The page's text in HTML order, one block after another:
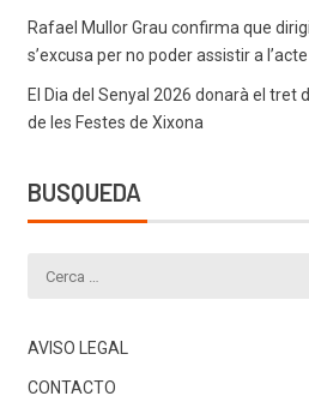
Rafael Mullor Grau confirma que
s’excusa per no poder assistir a
El Dia del Senyal 2026 donarà el tret
de les Festes de Xixona
BUSQUEDA
AVISO LEGAL
CONTACTO